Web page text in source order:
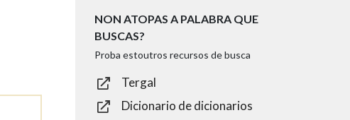
NON ATOPAS A PALABRA QUE
BUSCAS?
Proba estoutros recursos de busca
Tergal
Dicionario de dicionarios